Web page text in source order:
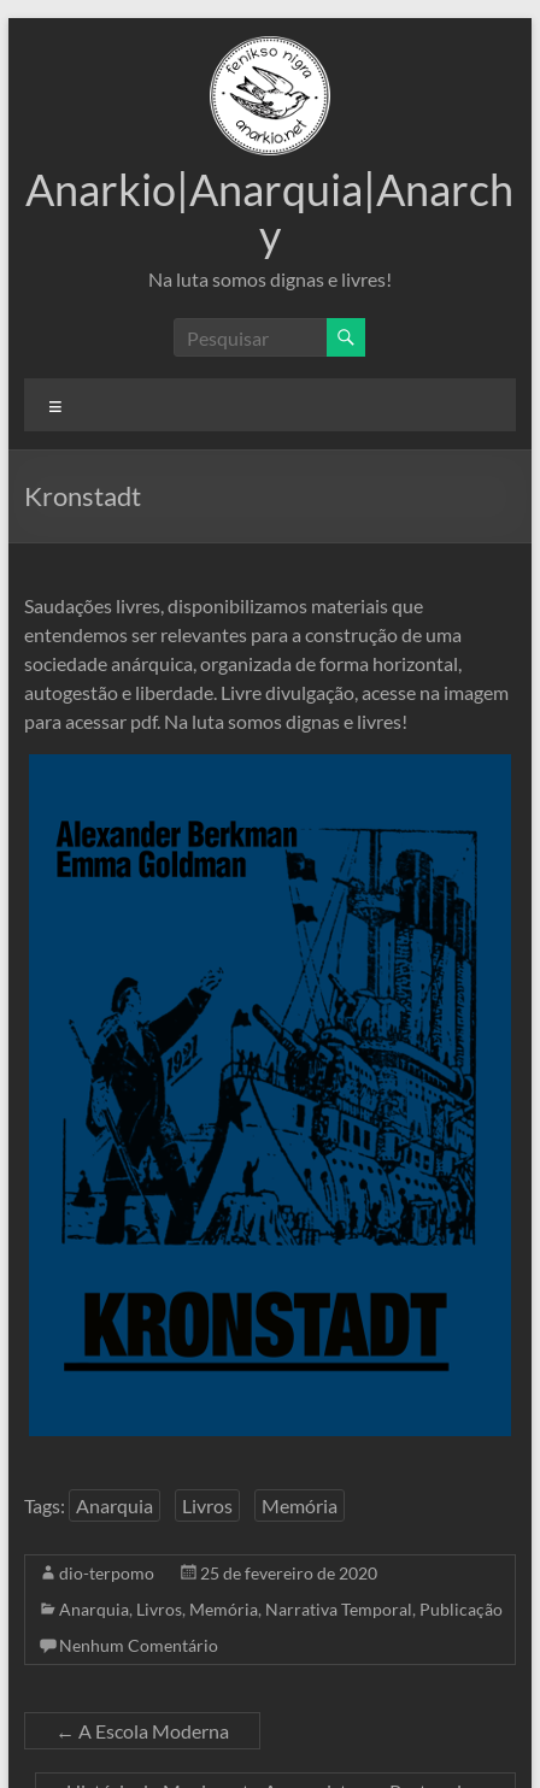
Anarkio|Anarquia|Anarch
y
Na luta somos dignas e livres!
Kronstadt
Saudações livres, disponibilizamos materiais que
entendemos ser relevantes para a construção de uma
sociedade anárquica, organizada de forma horizontal,
autogestão e liberdade. Livre divulgação, acesse na imagem
para acessar pdf. Na luta somos dignas e livres!
Tags: Anarquia Livros Memória
dio-terpomo
25 de fevereiro de 2020
Anarquia, Livros, Memória, Narrativa Temporal, Publicação
Nenhum Comentário
← A Escola Moderna